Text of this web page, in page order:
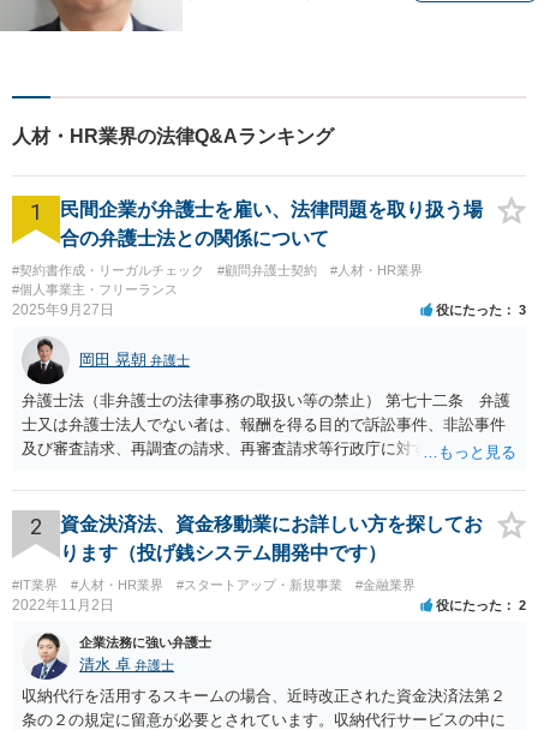
ノウハウ多数】相続手続きか
ら遺言書までトータルサポー
ト【JR熊本駅から徒歩1分】
人材・HR業界の法律Q&Aランキング
1
民間企業が弁護士を雇い、法律問題を取り扱う場
合の弁護士法との関係について
#契約書作成・リーガルチェック #顧問弁護士契約
#人材・HR業界
#個人事業主・フリーランス
2025年9月27日 役にたった 3
岡田 晃朝 弁護士
弁護士法（非弁護士の法律事務の取扱い等の禁止） 第七十二条 弁護
士又は弁護士法人でない者は、報酬を得る目的で訴訟事件、非訟事件
及び審査請求、再調査の請求、再審査請求等行政庁に対する不服申立
の他の法律事務を取り扱い、又はこれらの周旋をすることを業とする
ことができない。ただし、この法律又は他の法律に別段の定めがある
場合は、この限りでない。 で、自身がする場合だけでなく、弁護士で
ないものに、あっせんしたりすることも違法ですから、問題になるか
と思います。
2
資金決済法、資金移動業にお詳しい方を探してお
ります（投げ銭システム開発中です）
#IT業界 #人材・HR業界 #スタートアップ・新規事業 #金融業界
2022年11月2日 役にたった 2
企業法務に強い弁護士
清水 卓 弁護士
収納代行を活用するスキームの場合、近時改正された資金決済法第２
条の２の規定に留意が必要とされています。収納代行サービスの中に